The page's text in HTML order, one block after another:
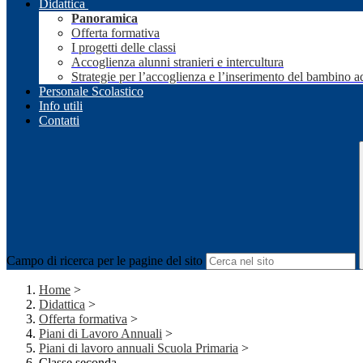
Didattica
Panoramica
Offerta formativa
I progetti delle classi
Accoglienza alunni stranieri e intercultura
Strategie per l’accoglienza e l’inserimento del bambino
Personale Scolastico
Info utili
Contatti
Campo di ricerca per le pagine del sito
Home >
Didattica >
Offerta formativa >
Piani di Lavoro Annuali >
Piani di lavoro annuali Scuola Primaria >